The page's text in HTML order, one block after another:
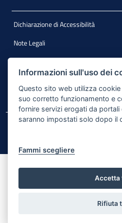
Dichiarazione di Accessibilità
Note Legali
Mappa del sito
Informazioni sull'uso dei
Questo sito web utilizza
suo corretto funzionamento e
fornire servizi erogati da portali
saranno impostati solo dopo il
Fammi scegliere
Accetta
Rifiuta